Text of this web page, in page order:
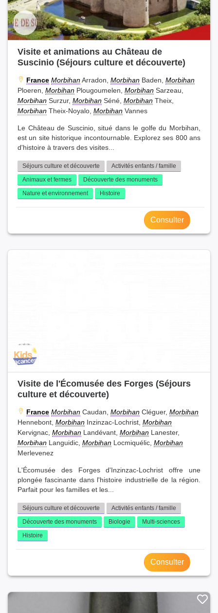
Visite et animations au Château de
Suscinio (Séjours culture et découverte)
France MorbihanArradon, Morbihan Baden, Morbihan
Ploeren, Morbihan Plougoumelen, Morbihan Sarzeau,
Morbihan Surzur, Morbihan Séné, Morbihan Theix,
Morbihan Theix-Noyalo, Morbihan Vannes
Le Château de Suscinio, situé dans le golfe du Morbihan,
est un site historique incontournable. Explorez ses 800 ans
d'histoire à travers des visites...
Séjours culture et découverte
Activités enfants / famille
Animaux et fermes
Découverte des monuments
Nature et environnement
Histoire
Consulter
Visite de l'Écomusée des Forges (Séjours
culture et découverte)
France Morbihan Caudan, Morbihan Cléguer, Morbihan
Hennebont, Morbihan Inzinzac-Lochrist, Morbihan
Kervignac, Morbihan Landévant, Morbihan Lanester,
Morbihan Languidic, Morbihan Locmiquélic, Morbihan
Merlevenez
L'Écomusée des Forges d'Inzinzac-Lochrist offre une
plongée fascinante dans l'histoire industrielle de la région.
Parfait pour les familles et les...
Séjours culture et découverte
Activités enfants / famille
Découverte des monuments
Biologie
Multi-sciences
Histoire
Consulter